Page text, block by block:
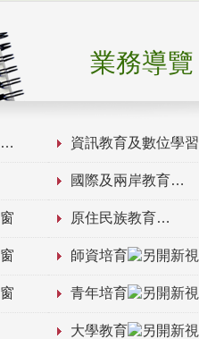
業務導覽
資訊教育及數位學習
國際及兩岸教育
原住民族教育
師資培育
青年培育
大學教育